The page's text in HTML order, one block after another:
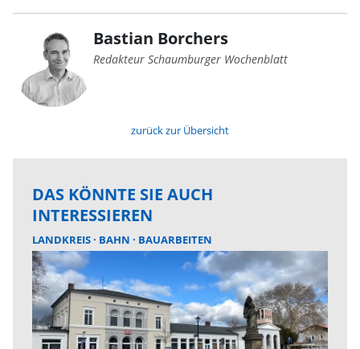
Bastian Borchers
Redakteur Schaumburger Wochenblatt
zurück zur Übersicht
DAS KÖNNTE SIE AUCH
INTERESSIEREN
LANDKREIS BAHN BAUARBEITEN